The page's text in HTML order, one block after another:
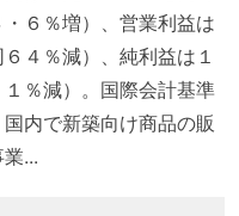
６％増）、営業利益は
４％減）、純利益は１
％減）。国際会計基準
内で新築向け商品の販
...